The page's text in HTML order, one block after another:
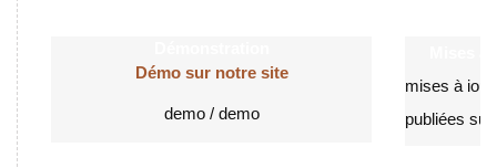
Démo sur notre site
demo / demo
mises à
publiées